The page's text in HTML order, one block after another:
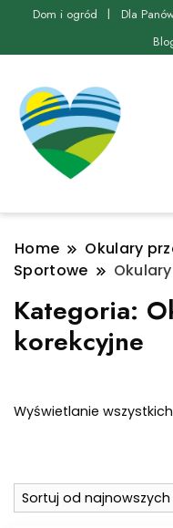
Dom i ogród Dla
Home Okulary
Sportowe
Kategoria:
korekcyjne
Wyświetlanie wszystkich